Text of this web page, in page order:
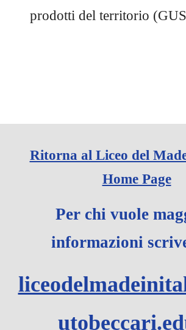
prodotti del territorio (
Ritorna al Liceo del
Home Page
Per chi vuole
informazioni